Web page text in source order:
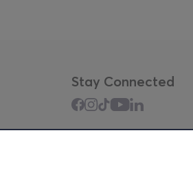
Stay Connected